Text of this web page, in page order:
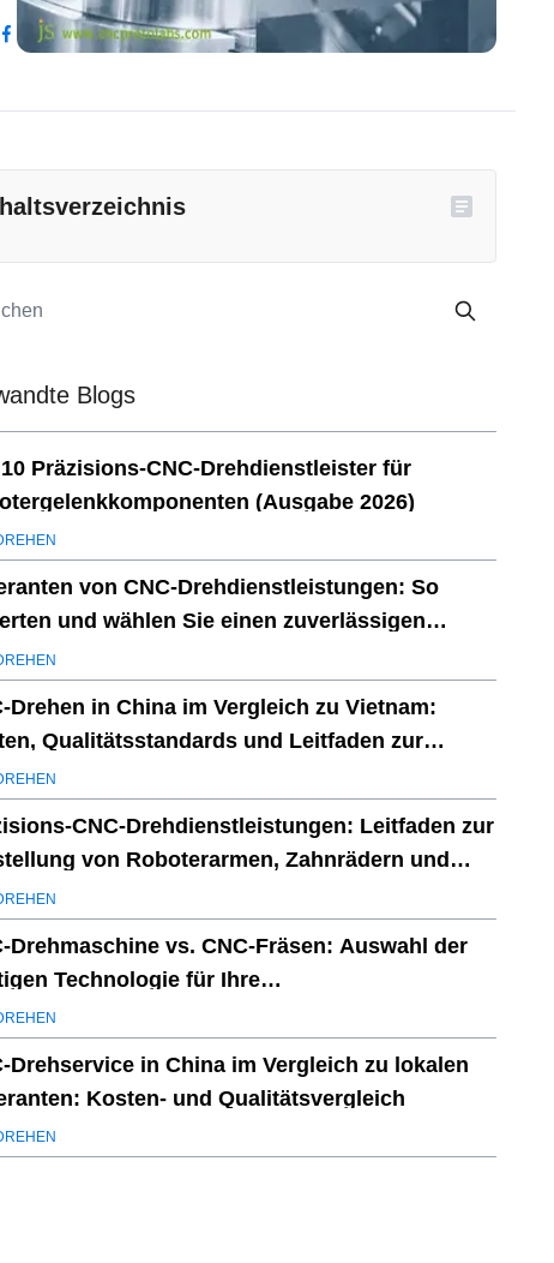
Blogs
Präzisions-CNC-Drehdienstleister für
(Ausgabe 2026)
von CNC-Drehdienstleistungen: So
und wählen Sie einen zuverlässigen
Drehen in China im Vergleich zu Vietnam:
Qualitätsstandards und Leitfaden zur
CNC-Drehdienstleistungen: Leitfaden zur
von Roboterarmen, Zahnrädern und
Drehmaschine vs. CNC-Fräsen: Auswahl der
Technologie für Ihre
Drehservice in China im Vergleich zu lokalen
Kosten- und Qualitätsvergleich